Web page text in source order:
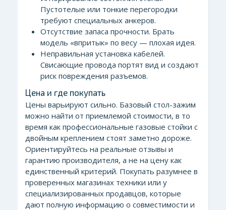
Пустотелые или тонкие перегородки
требуют специальных анкеров.
Отсутствие запаса прочности. Брать
модель «впритык» по весу — плохая идея.
Неправильная установка кабелей.
Свисающие провода портят вид и создают
риск повреждения разъемов.
Цена и где покупать
Цены варьируют сильно. Базовый стол-зажим
можно найти от приемлемой стоимости, в то
время как профессиональные газовые стойки с
двойным креплением стоят заметно дороже.
Ориентируйтесь на реальные отзывы и
гарантию производителя, а не на цену как
единственный критерий. Покупать разумнее в
проверенных магазинах техники или у
специализированных продавцов, которые
дают полную информацию о совместимости и